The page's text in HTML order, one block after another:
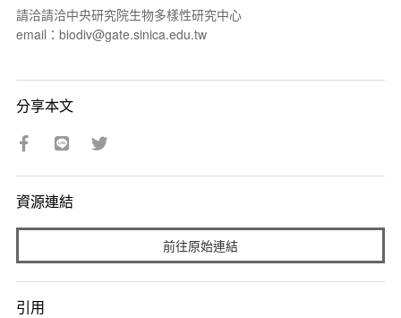
請洽請洽中央研究院生物多樣性研究中心
email：biodiv@gate.sinica.edu.tw
分享本文
資源連結
前往原始連結
引用